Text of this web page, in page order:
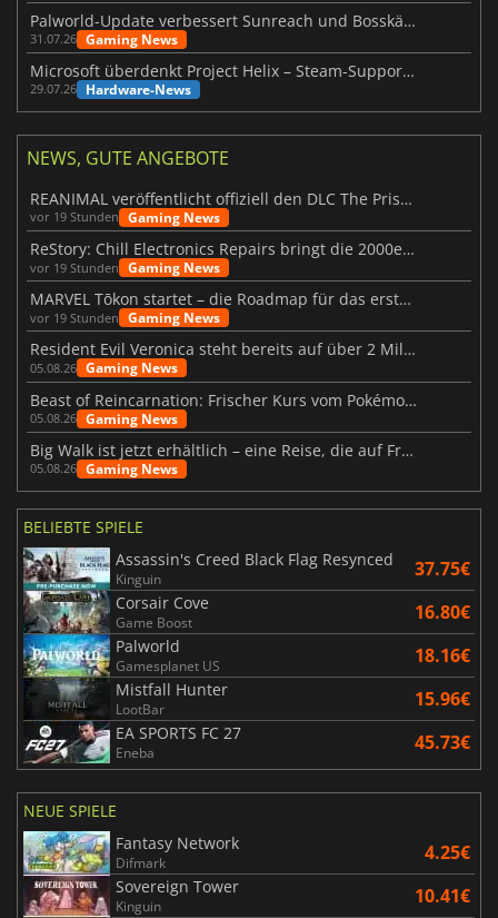
Palworld-Update verbessert Sunreach und Bosskämpfe deutlich
31.07.26 Gaming News
Microsoft überdenkt Project Helix – Steam-Support gefährdet
29.07.26 Hardware-News
NEWS, GUTE ANGEBOTE
REANIMAL veröffentlicht offiziell den DLC The Prisoner
vor 19 Stunden Gaming News
ReStory: Chill Electronics Repairs bringt die 2000er zurück
vor 19 Stunden Gaming News
MARVEL Tōkon startet – die Roadmap für das erste Jahr wurde vorgestellt
vor 19 Stunden Gaming News
Resident Evil Veronica steht bereits auf über 2 Millionen Wunschlisten
05.08.26 Gaming News
Beast of Reincarnation: Frischer Kurs vom Pokémon-Studio
05.08.26 Gaming News
Big Walk ist jetzt erhältlich – eine Reise, die auf Freundschaft basiert
05.08.26 Gaming News
BELIEBTE SPIELE
Assassin's Creed Black Flag Resynced
Kinguin 37.75€
Corsair Cove
Game Boost 16.80€
Palworld
Gamesplanet US 18.16€
Mistfall Hunter
LootBar 15.96€
EA SPORTS FC 27
Eneba 45.73€
NEUE SPIELE
Fantasy Network
Difmark 4.25€
Sovereign Tower
Kinguin 10.41€